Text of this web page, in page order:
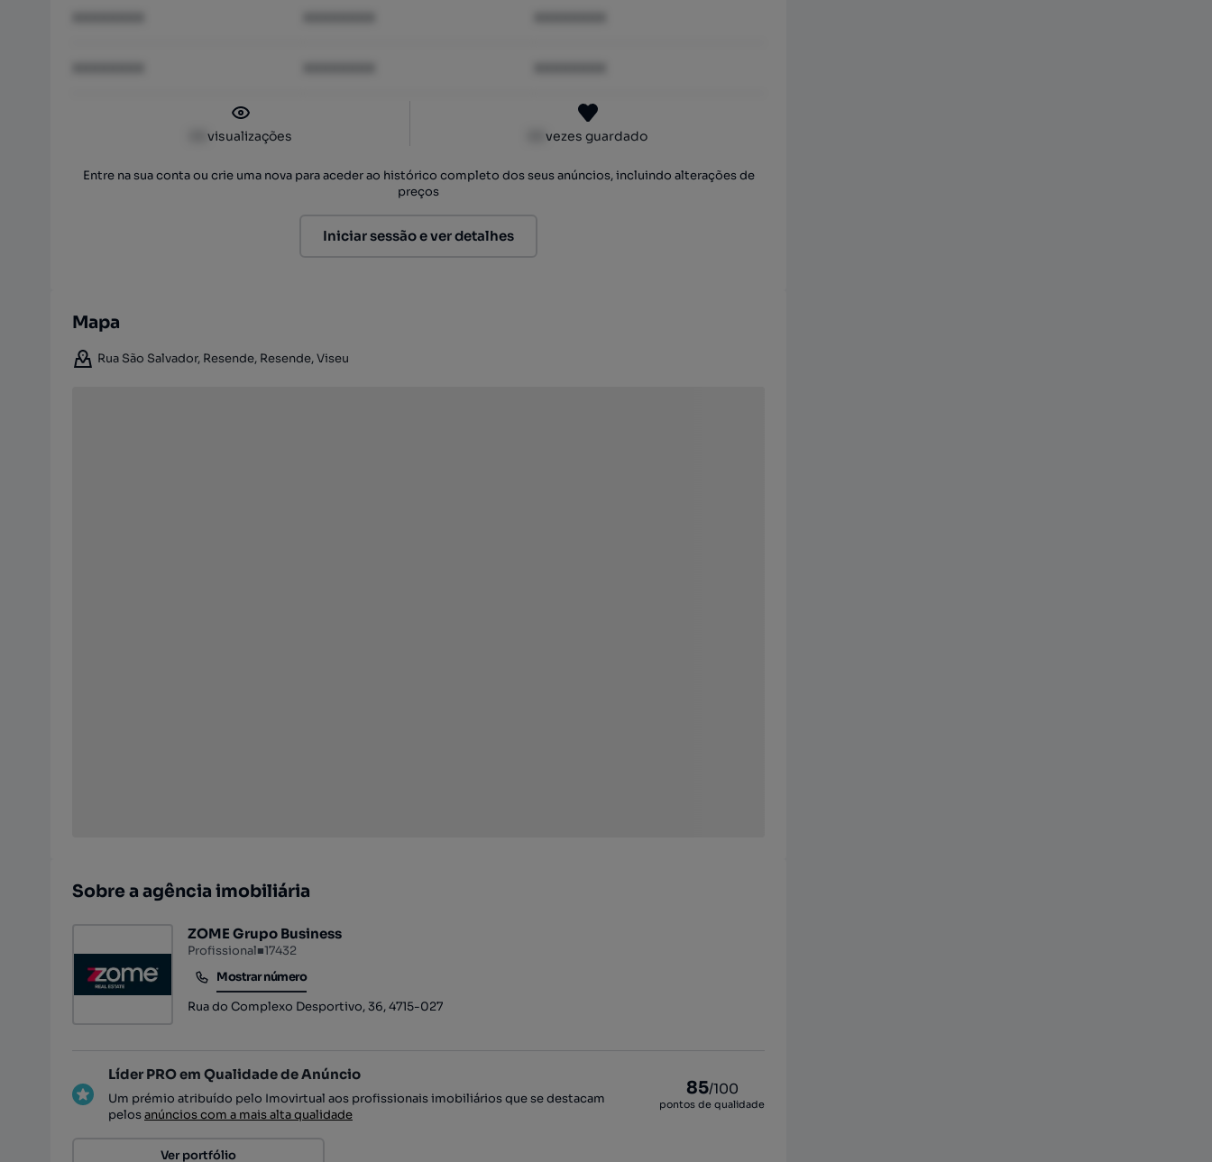
visualizações vezes guardado
Entre na sua conta ou crie uma nova para aceder ao histórico completo dos seus anúncios, incluindo alterações de
preços
Iniciar sessão e ver detalhes
Mapa
Rua São Salvador, Resende, Resende, Viseu
Sobre a agência imobiliária
ZOME Grupo Business
Profissional■17432
Mostrar número
Mostrar número
Rua do Complexo Desportivo, 36, 4715-027
Líder PRO em Qualidade de Anúncio
Um prémio atribuído pelo Imovirtual aos profissionais imobiliários que se destacam
pelosanúncios com a mais alta qualidade
85/100
pontos de qualidade
Ver portfólio